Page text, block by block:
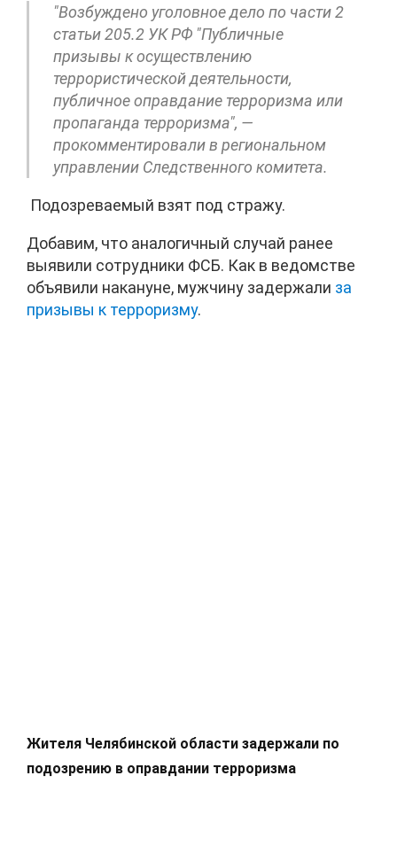
"Возбуждено уголовное дело по части 2
статьи 205.2 УК РФ "Публичные
призывы к осуществлению
террористической деятельности,
публичное оправдание терроризма или
пропаганда терроризма", —
прокомментировали в региональном
управлении Следственного комитета.
Подозреваемый взят под стражу.
Добавим, что аналогичный случай ранее
выявили сотрудники ФСБ. Как в ведомстве
объявили накануне, мужчину задержали за
призывы к терроризму.
Жителя Челябинской области задержали по
подозрению в оправдании терроризма